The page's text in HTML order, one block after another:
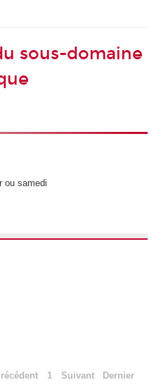
sous-domaine
ou samedi
1 Suivant Dernier